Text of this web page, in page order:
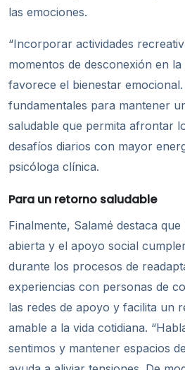
las emociones.
“Incorporar actividades
momentos de desconexión en la
favorece el bienestar
fundamentales para mantener
saludable que permita afrontar
desafíos diarios con mayor
psicóloga clínica.
Para un retorno saludable
Finalmente, Salamé destaca
abierta y el apoyo social
durante los procesos de
experiencias con personas de
las redes de apoyo y facilita un
amable a la vida cotidiana.
sentimos y mantener espacios